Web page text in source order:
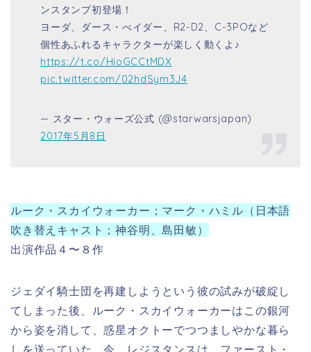
ンスタンプ初登場！
ヨーダ、ダース・べイダー、R2-D2、C-3POなど
個性あふれるキャラクターが楽しく動くよ♪
https://t.co/HioGCCtMDX
pic.twitter.com/02hdSym3J4
— スター・ウォーズ公式 (@starwarsjapan)
2017年5月8日
ルーク・スカイウォーカー；マーク・ハミル（日本語
吹き替えキャスト；神谷明、島田敏）
出演作品４〜８作
ジェダイ騎士団を再建しようという彼の試みが破綻し
てしまった後、ルーク・スカイウォーカーはこの銀河
から姿を消して、惑星オクトーでつつましやかな暮ら
しを送っていた。今、レジスタンスは、ファースト・